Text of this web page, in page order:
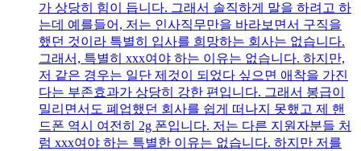
가 상당히 힘이 듭니다. 그래서 솔직하게 말을 하려고 하
는데 예를들어, 저는 인사직무만을 바라보면서 구직을
했던 것이라 특별히 입사를 희망하는 회사는 없습니다.
그래서, 특별히 xxx여야 하는 이유는 없습니다. 하지만,
저 같은 경우는 일단 제것이 되었다 싶으면 애착을 가진
다는 부존효과가 상당히 강한 편입니다. 그래서 봉급이
밀리면서도 폐업했던 회사를 쉽게 떠나지 못했고 제 핸
드폰 역시 여전히 2g 폰입니다. 저는 다른 지원자분들 처
럼 xxx여야 하는 특별한 이유는 없습니다. 하지만 저를